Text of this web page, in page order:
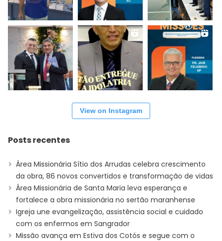
View on Instagram
Posts recentes
Área Missionária Sítio dos Arrudas celebra crescimento
da obra, 86 novos convertidos e transformação de vidas
Área Missionária de Santa Maria leva esperança e
fortalece a obra missionária no sertão maranhense
Igreja une evangelização, assistência social e cuidado
com os enfermos em Sangrador
Missão avança em Estiva dos Cotós e segue com o